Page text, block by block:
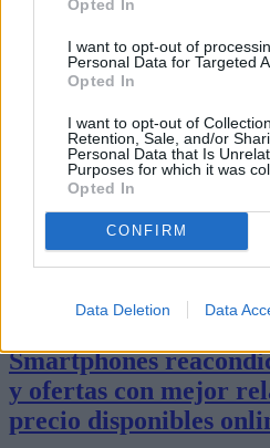
Opted In
I want to opt-out of
Personal Data for Targeted
Opted In
I want to opt-out of
Retention, Sale, and/or
Personal Data that Is
Purposes for which it was
Opted In
CONFIRM
Data Deletion Data
Smartphones
y ofertas con mejor
precio disponibles